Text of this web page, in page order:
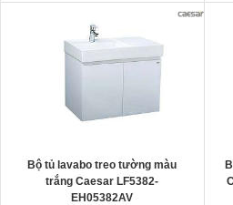
Bộ tủ lavabo treo tường màu trắng
Caesar LF5382- EH05382AV
thiết kế đầy cảm hứng và sáng tạo
theo phong cách tối giản hiện đại.
: 500x800x100 mm.
Bộ tủ lavabo treo tường màu
trắng Caesar LF5382-
EH05382AV